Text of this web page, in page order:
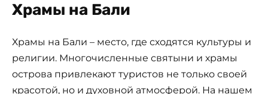
Храмы на Бали
Храмы на Бали – место, где сходятся культуры и
религии. Многочисленные святыни и храмы
острова привлекают туристов не только своей
красотой, но и духовной атмосферой. На нашем